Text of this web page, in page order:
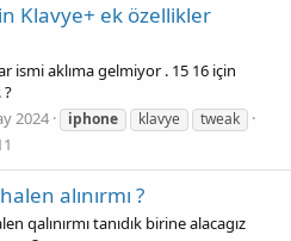
Klavye+ ek özellikler
ismi aklıma gelmiyor . 15 16 için
?
2024 iphone klavye tweak
alınırmı ?
qalınırmı tanıdık birine alacagız